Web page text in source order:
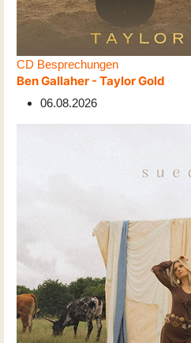
CD Besprechungen
Ben Gallaher - Taylor Gold
06.08.2026